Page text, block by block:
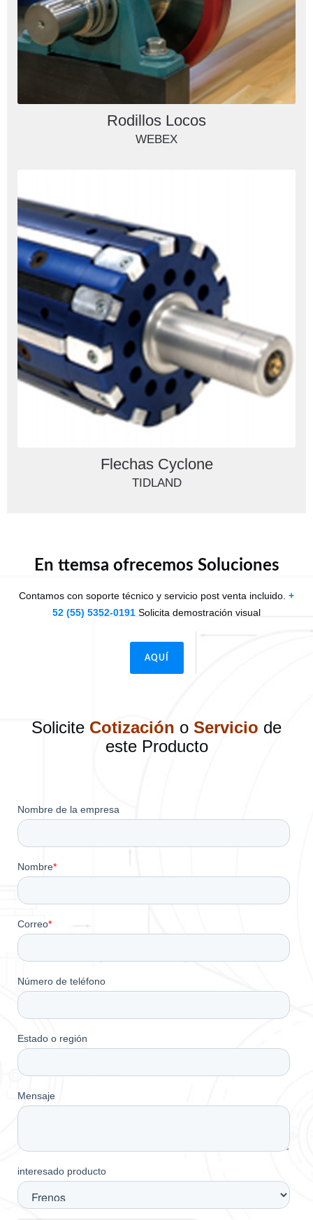
Rodillos Locos
WEBEX
Flechas Cyclone
TIDLAND
En ttemsa ofrecemos Soluciones
Contamos con soporte técnico y servicio post venta incluido. +
52 (55) 5352-0191 Solicita demostración visual
AQUÍ
Solicite Cotización o Servicio de
este Producto